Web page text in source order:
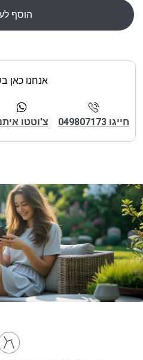
הוסף
אנחנו כאן
חייגו 049807173 צ'וטטו